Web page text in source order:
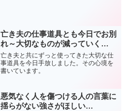
亡き夫の仕事道具とも今日でお別
れ～大切なものが減っていく…
亡き夫と共にずっと使ってきた大切な仕
事道具を今日手放しました。その心境を
書いています。
悪気なく人を傷つける人の言葉に
揺らがない強さがほしい…